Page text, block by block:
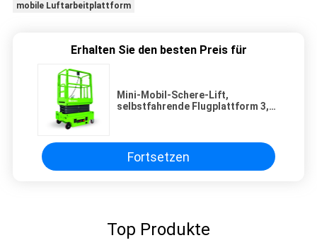
mobile Luftarbeitplattform
Erhalten Sie den besten Preis für
Mini-Mobil-Schere-Lift,
selbstfahrende Flugplattform 3,9
Fortsetzen
Top Produkte